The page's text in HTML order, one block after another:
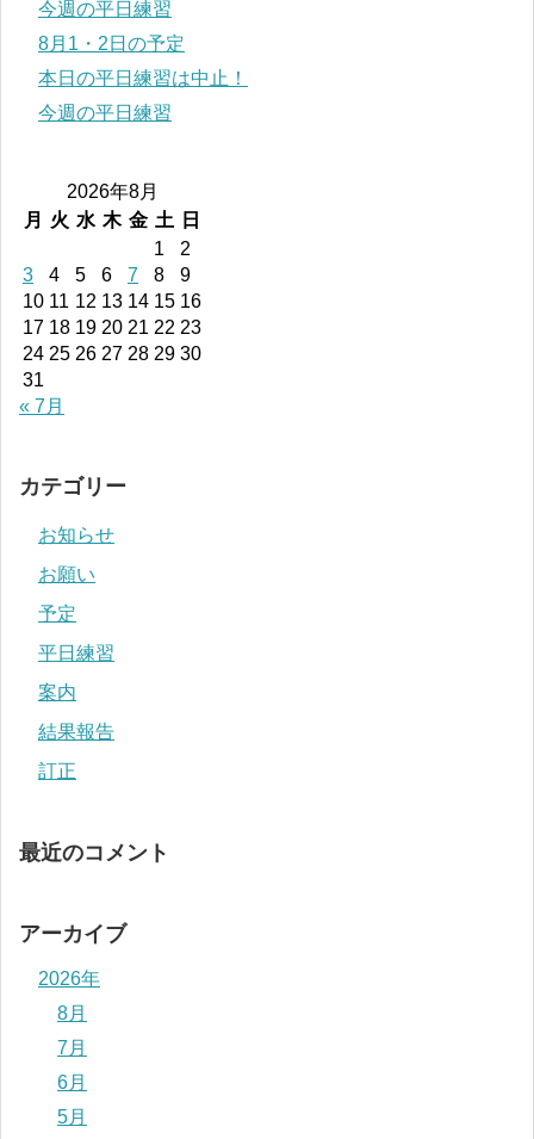
今週の平日練習
8月1・2日の予定
本日の平日練習は中止！
今週の平日練習
2026年8月
月
火 水 木 金 土
日
1
2
3
4 5 6 7 8
9
10 11 12 13 14 15 16
17 18 19 20 21 22 23
24 25 26 27 28 29 30
31
« 7月
カテゴリー
お知らせ
お願い
予定
平日練習
案内
結果報告
訂正
最近のコメント
アーカイブ
2026年
8月
7月
6月
5月